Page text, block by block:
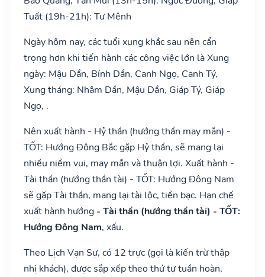
Tuất (19h-21h): Tư Mệnh
Ngày hôm nay, các tuổi xung khắc sau nên cẩn
trọng hơn khi tiến hành các công việc lớn là Xung
ngày: Mậu Dần, Bính Dần, Canh Ngọ, Canh Tý,
Xung tháng: Nhâm Dần, Mậu Dần, Giáp Tý, Giáp
Ngọ, .
Nên xuất hành - Hỷ thần (hướng thần may mắn) -
TỐT: Hướng Đông Bắc gặp Hỷ thần, sẽ mang lại
nhiều niềm vui, may mắn và thuận lợi. Xuất hành -
Tài thần (hướng thần tài) - TỐT: Hướng Đông Nam
sẽ gặp Tài thần, mang lại tài lộc, tiền bạc. Hạn chế
xuất hành hướng - Tài thần (hướng thần tài) - TỐT:
Hướng Đông Nam, xấu.
Theo Lịch Vạn Sự, có 12 trực (gọi là kiến trừ thập
nhị khách), được sắp xếp theo thứ tự tuần hoàn,